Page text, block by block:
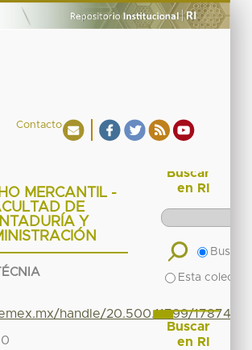
Contacto
MERCANTIL -
DE
Y
handle/20.500.11799/17874
Buscar
en RI
Buscar
Esta
Buscar
en RI